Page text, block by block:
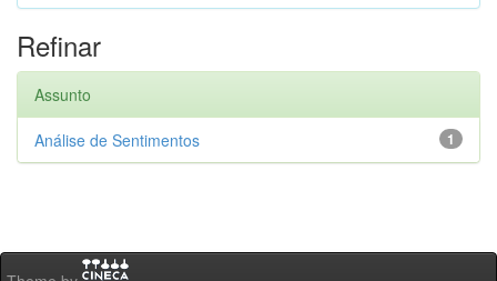
Refinar
Assunto
1
Análise de Sentimentos